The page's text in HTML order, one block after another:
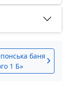
баня
1 Б»